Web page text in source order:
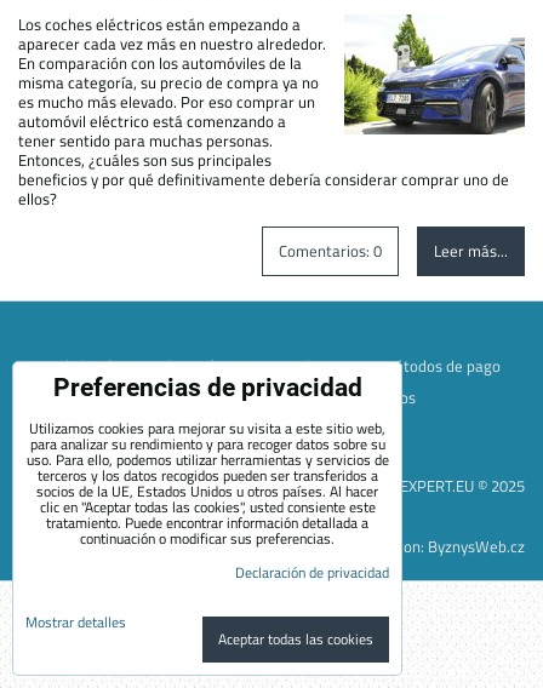
Los coches eléctricos están empezando a
aparecer cada vez más en nuestro alrededor.
En comparación con los automóviles de la
misma categoría, su precio de compra ya no
es mucho más elevado. Por eso comprar un
automóvil eléctrico está comenzando a
tener sentido para muchas personas.
Entonces, ¿cuáles son sus principales
beneficios y por qué definitivamente debería considerar comprar uno de
ellos?
Leer más...
Comentarios: 0
Mapa de la página web Términos y condiciones
Métodos de pago
Envío y devolución
+420 722 689 252
Quiénes somos
Contacto
Blog
Preferencias de privacidad
Declaración de privacidad
EVEXPERT.EU © 2025
Sitio web creado con: ByznysWeb.cz
Preferencias de privacidad
Utilizamos cookies para mejorar su visita a este sitio web,
para analizar su rendimiento y para recoger datos sobre su
uso. Para ello, podemos utilizar herramientas y servicios de
terceros y los datos recogidos pueden ser transferidos a
socios de la UE, Estados Unidos u otros países. Al hacer
clic en "Aceptar todas las cookies", usted consiente este
tratamiento. Puede encontrar información detallada a
continuación o modificar sus preferencias.
Declaración de privacidad
Mostrar detalles
Aceptar todas las cookies